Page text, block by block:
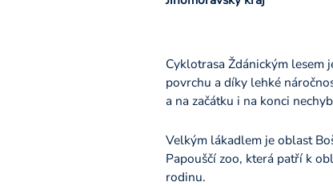
Cyklotrasa Ždánickým
povrchu a díky lehké
a na začátku i na konci
Velkým lákadlem je oblast
Papouščí zoo, která patří k
rodinu.